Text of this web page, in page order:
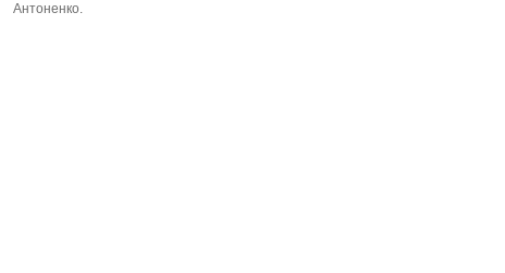
Антоненко.